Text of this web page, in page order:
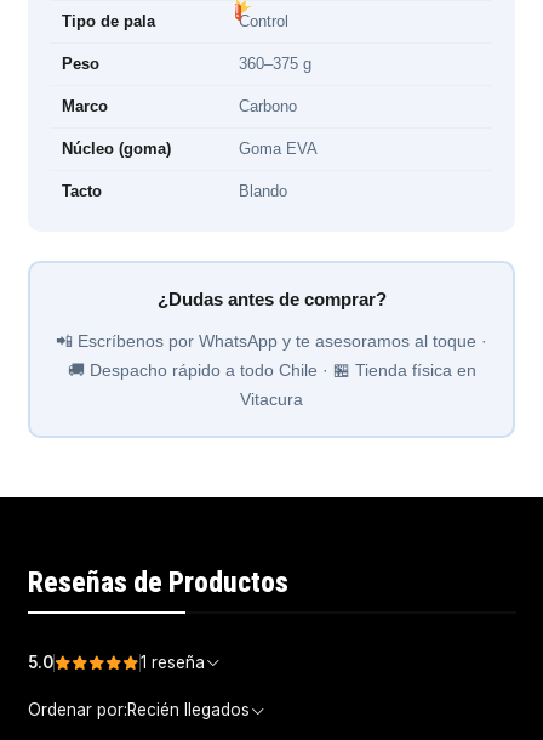
Tipo de pala Control
Peso 360–375 g
Marco Carbono
Núcleo (goma) Goma EVA
Tacto Blando
¿Dudas antes de comprar?
📲 Escríbenos por WhatsApp y te asesoramos al toque ·
🚚 Despacho rápido a todo Chile · 🏪 Tienda física en
Vitacura
Reseñas de Productos
5.0 1 reseña
Ordenar por:Recién llegados